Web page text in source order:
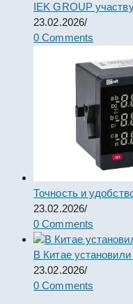
IEK GROUP
23.02.2026/
0 Comments
Точность и
23.02.2026/
0 Comments
В Китае
23.02.2026/
0 Comments